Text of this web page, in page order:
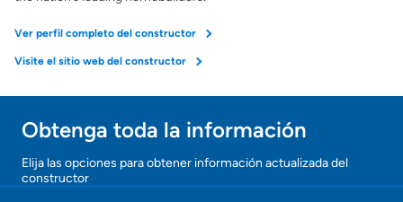
Ver perfil completo del constructor
Visite el sitio web del constructor
Obtenga toda la información
Elija las opciones para obtener información actualizada del
constructor